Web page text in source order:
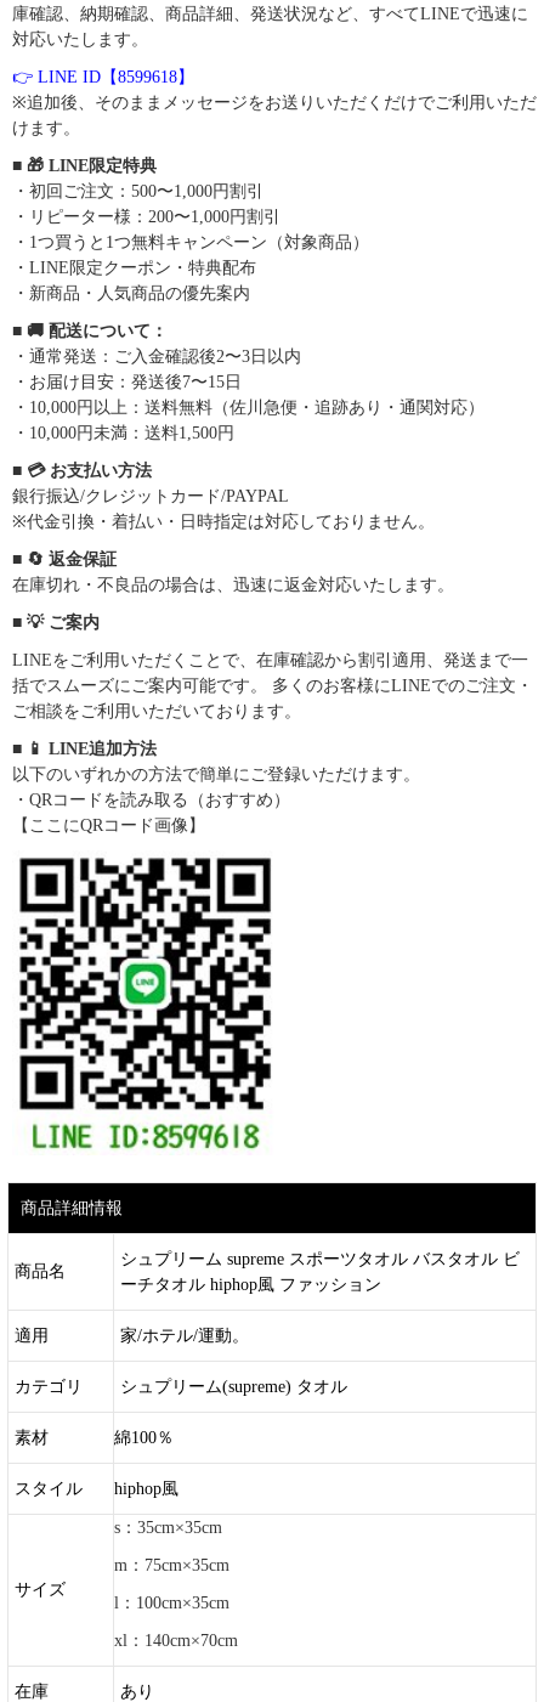
庫確認、納期確認、商品詳細、発送状況など、すべてLINEで迅速に
対応いたします。
👉 LINE ID【8599618】
※追加後、そのままメッセージをお送りいただくだけでご利用いただ
けます。
■ 🎁 LINE限定特典
・初回ご注文：500〜1,000円割引
・リピーター様：200〜1,000円割引
・1つ買うと1つ無料キャンペーン（対象商品）
・LINE限定クーポン・特典配布
・新商品・人気商品の優先案内
■ 🚚 配送について：
・通常発送：ご入金確認後2〜3日以内
・お届け目安：発送後7〜15日
・10,000円以上：送料無料（佐川急便・追跡あり・通関対応）
・10,000円未満：送料1,500円
■ 💳 お支払い方法
銀行振込/クレジットカード/PAYPAL
※代金引換・着払い・日時指定は対応しておりません。
■ 🔄 返金保証
在庫切れ・不良品の場合は、迅速に返金対応いたします。
■ 💡 ご案内
LINEをご利用いただくことで、在庫確認から割引適用、発送まで一
括でスムーズにご案内可能です。 多くのお客様にLINEでのご注文・
ご相談をご利用いただいております。
■ 📱 LINE追加方法
以下のいずれかの方法で簡単にご登録いただけます。
・QRコードを読み取る（おすすめ）
【ここにQRコード画像】
商品詳細情報
商品名
シュプリーム supreme スポーツタオル バスタオル ビ
ーチタオル hiphop風 ファッション
適用 家/ホテル/運動。
カテゴリ シュプリーム(supreme) タオル
素材 綿100％
スタイル hiphop風
サイズ
s：35cm×35cm
m：75cm×35cm
l：100cm×35cm
xl：140cm×70cm
在庫 あり